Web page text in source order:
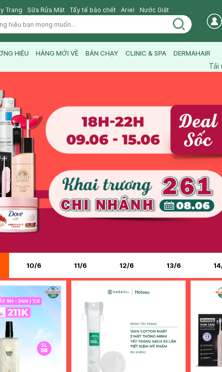
Trang Sữa Rửa Mặt Tẩy tế bào chết Ariel Nước Giặt
HIỆU HÀNG MỚI VỀ BÁN CHẠY CLINIC & SPA DERMAHAIR
Tải
10/6 11/6 12/6 13/6